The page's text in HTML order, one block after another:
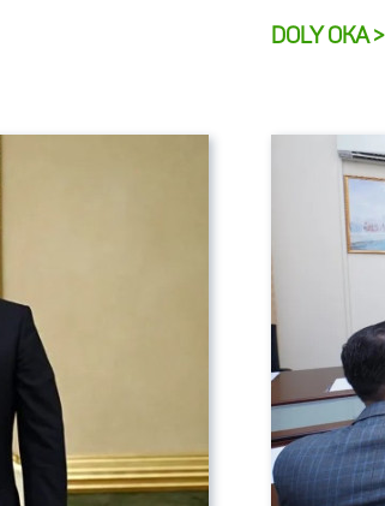
DOLY OKA >